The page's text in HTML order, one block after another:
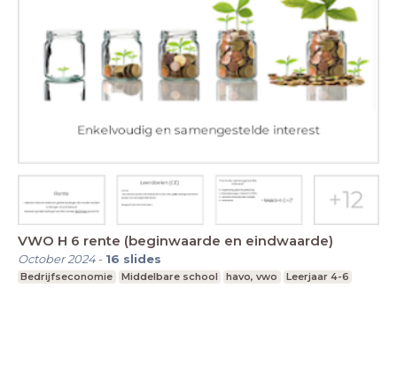
VWO H 6 rente (beginwaarde en eindwaarde)
October 2024- 16 slides
Bedrijfseconomie Middelbare school havo, vwo Leerjaar 4-6